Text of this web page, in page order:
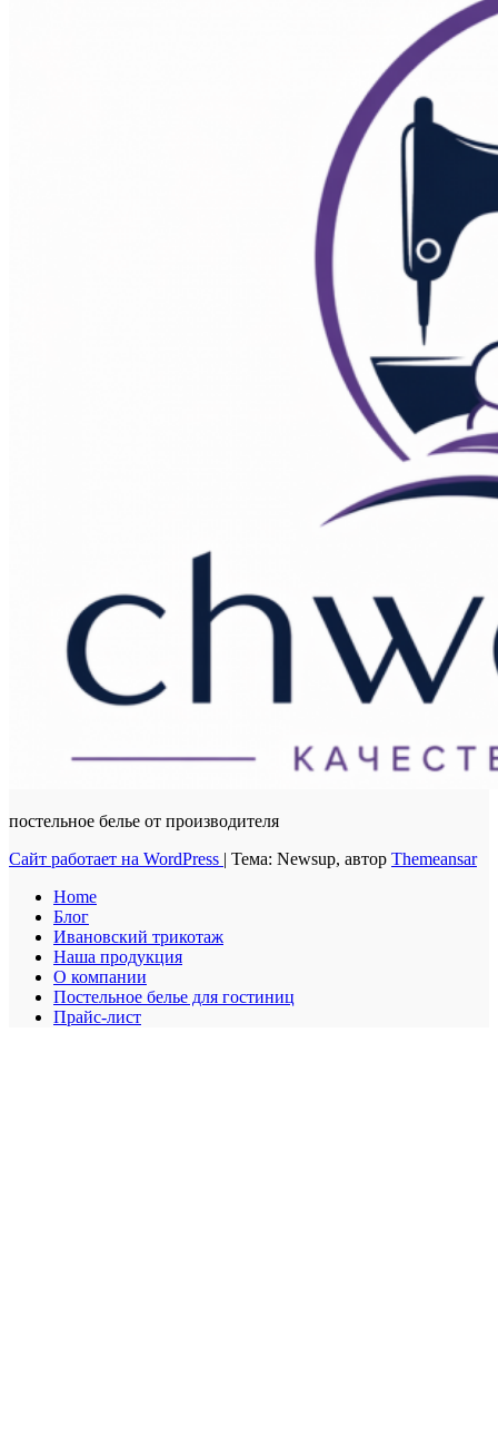
постельное белье от производителя
Сайт работает на WordPress | Тема: Newsup, автор Themeansar
Home
Блог
Ивановский трикотаж
Наша продукция
О компании
Постельное белье для гостиниц
Прайс-лист